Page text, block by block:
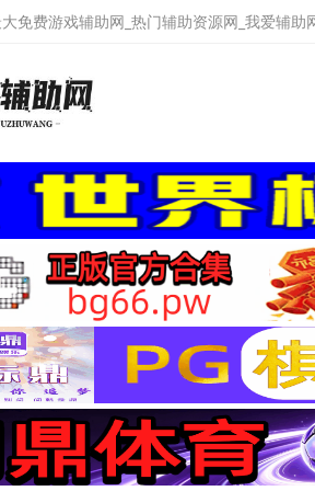
免费游戏辅助网_热门辅助资源网_我爱辅助